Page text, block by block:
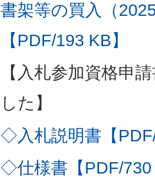
書架等の買入（
【PDF/193 KB】
【入札参加資格申
した】
◇入札説明書【
◇仕様書【PDF/730